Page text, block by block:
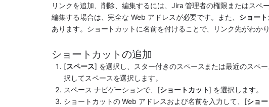
リンクを追加、削除、編集するには、Jira 管理者の権限またはスペ
編集する場合は、完全な Web アドレスが必要です。また、 ショート
あります。ショートカットに名前を付けることで、リンク先がわか
ショートカットの追加
[スペース] を選択し、スター付きのスペースまたは最近のスペ
択してスペースを選択します。
スペース ナビゲーションで、[ショートカット] を選択します。
ショートカットの Web アドレスおよび名前を入力して、[ショ